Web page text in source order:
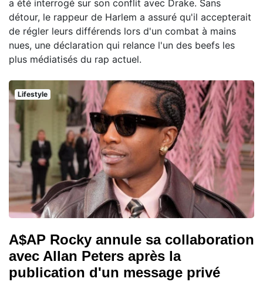
a été interrogé sur son conflit avec Drake. Sans
détour, le rappeur de Harlem a assuré qu'il accepterait
de régler leurs différends lors d'un combat à mains
nues, une déclaration qui relance l'un des beefs les
plus médiatisés du rap actuel.
Lifestyle
A$AP Rocky annule sa collaboration
avec Allan Peters après la
publication d'un message privé